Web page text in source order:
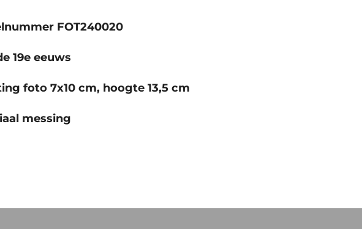
FOT240020
19e eeuws
foto 7x10 cm, hoogte 13,5 cm
messing